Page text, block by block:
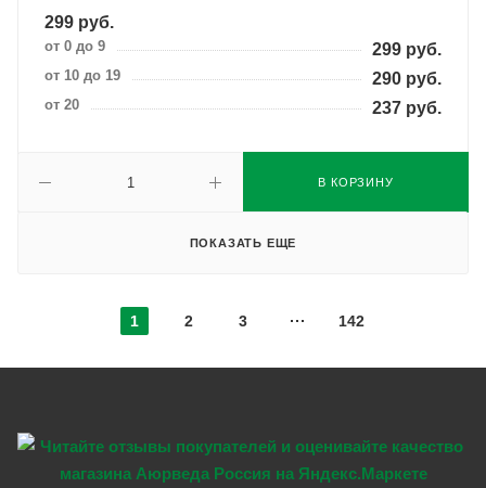
299 руб.
от 0 до 9 299 руб.
от 10 до 19 290 руб.
от 20 237 руб.
В КОРЗИНУ
ПОКАЗАТЬ ЕЩЕ
1 2 3 142